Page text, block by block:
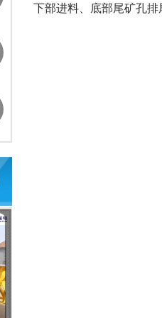
下部进料、底部尾矿孔排